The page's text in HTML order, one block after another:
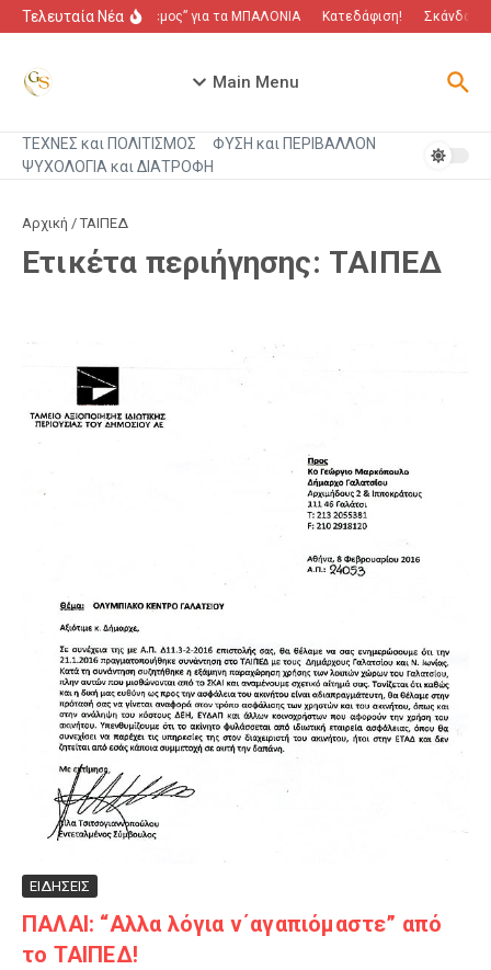
Μετάβαση στο περιεχόμενο
Τελευταία Νέα“Πόλεμος” για τα ΜΠΑΛΟΝΙΑ Κατεδάφιση! Σκάνδαλο
Main Menu
ΤΕΧΝΕΣ και ΠΟΛΙΤΙΣΜΟΣ
ΦΥΣΗ και ΠΕΡΙΒΑΛΛΟΝ
ΨΥΧΟΛΟΓΙΑ και ΔΙΑΤΡΟΦΗ
Αρχική / ΤΑΙΠΕΔ
Ετικέτα περιήγησης: ΤΑΙΠΕΔ
ΕΙΔΗΣΕΙΣ
ΠΑΛΑΙ: “Αλλα λόγια ν΄αγαπιόμαστε” από
το ΤΑΙΠΕΔ!